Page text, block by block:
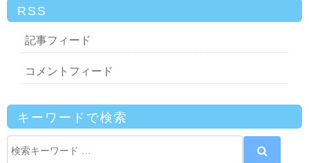
RSS
記事フィード
コメントフィード
キーワードで検索